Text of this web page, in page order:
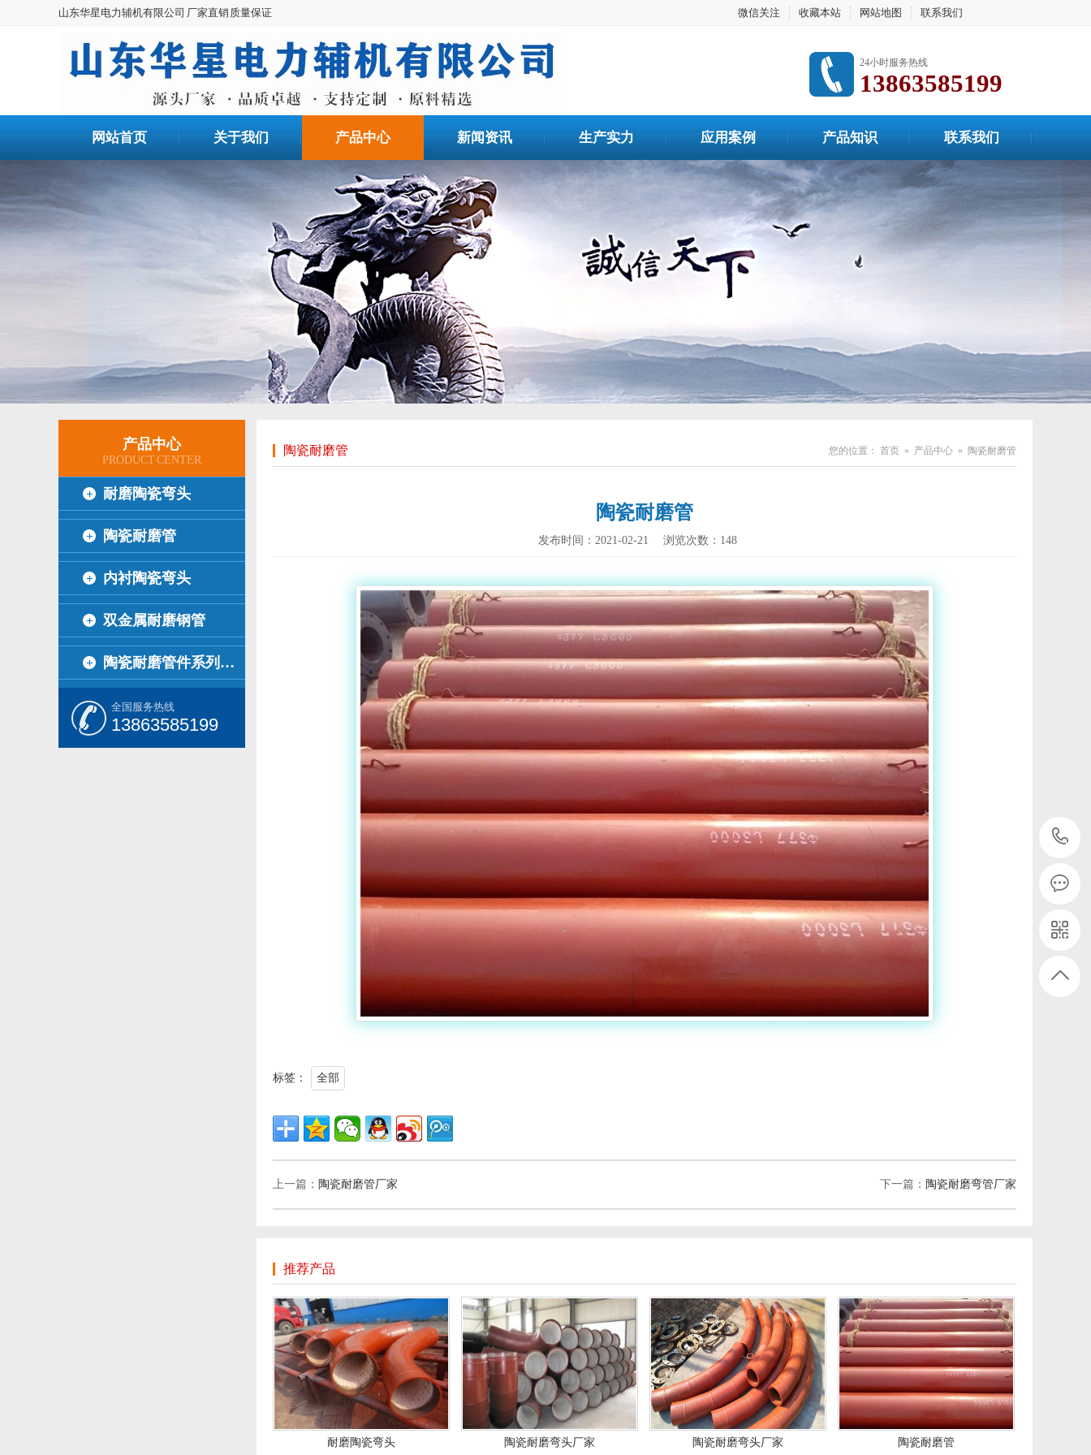
山东华星电力辅机有限公司 厂家直销 质量保证 微信关注 收藏本站 网站地图 联系我们
24小时服务热线
13863585199
网站首页 关于我们 产品中心 新闻资讯 生产实力 应用案例 产品知识 联系我们
产品中心
PRODUCT CENTER
耐磨陶瓷弯头
陶瓷耐磨管
内衬陶瓷弯头
双金属耐磨钢管
陶瓷耐磨管件系列…
全国服务热线
13863585199
陶瓷耐磨管 您的位置： 首页 » 产品中心 » 陶瓷耐磨管
陶瓷耐磨管
发布时间：2021-02-21 浏览次数： 148
标签： 全部
上一篇： 陶瓷耐磨管厂家 下一篇： 陶瓷耐磨弯管厂家
推荐产品
耐磨陶瓷弯头 陶瓷耐磨弯头厂家 陶瓷耐磨弯头厂家 陶瓷耐磨管